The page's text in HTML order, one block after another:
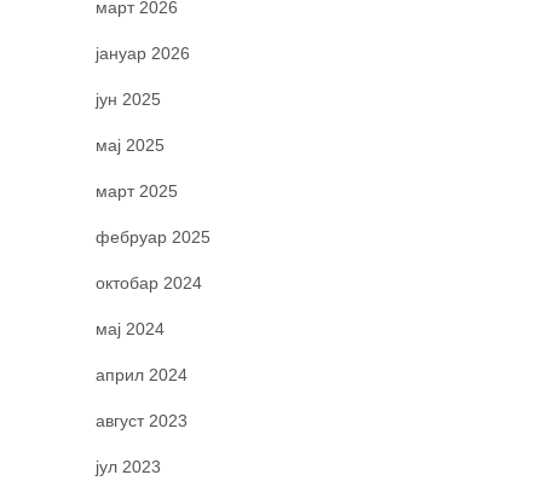
март 2026
јануар 2026
јун 2025
мај 2025
март 2025
фебруар 2025
октобар 2024
мај 2024
април 2024
август 2023
јул 2023